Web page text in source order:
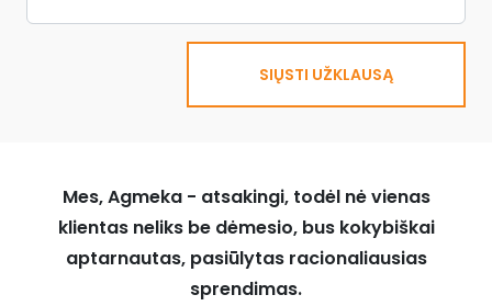
SIŲSTI UŽKLAUSĄ
Mes, Agmeka - atsakingi, todėl nė vienas
klientas neliks be dėmesio, bus kokybiškai
aptarnautas, pasiūlytas racionaliausias
sprendimas.